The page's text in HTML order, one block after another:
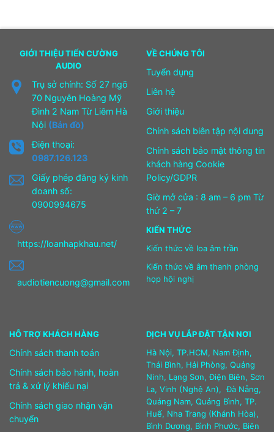
GIỚI THIỆU TIẾN CƯỜNG
AUDIO
Trụ sở chính: Số 27 ngõ
70 Nguyễn Hoàng Mỹ
Đình 2 Nam Từ Liêm Hà
Nội (Bản đồ)
Điện thoại:
0987.126.123
Giấy phép đăng ký kinh
doanh số:
0900994675
https://loanhapkhau.net/
audiotiencuong@gmail.com
VỀ CHÚNG TÔI
Tuyển dụng
Liên hệ
Giới thiệu
Chính sách biên tập nội dung
Chính sách bảo mật thông tin
khách hàng Cookie
Policy/GDPR
Giờ mở cửa : 8 am – 6 pm Từ
thứ 2 – 7
KIẾN THỨC
Kiến thức về loa âm trần
Kiến thức về âm thanh phòng
họp hội nghị
HỖ TRỢ KHÁCH HÀNG
Chính sách thanh toán
Chính sách bảo hành, hoàn
trả & xử lý khiếu nại
Chính sách giao nhận vận
chuyển
DỊCH VỤ LẮP ĐẶT TẬN NƠI
Hà Nội, TP.HCM, Nam Định,
Thái Bình, Hải Phòng, Quảng
Ninh, Lạng Sơn, Điện Biên, Sơn
La, Vinh (Nghệ An), Đà Nẵng,
Quảng Nam, Quảng Bình, TP.
Huế, Nha Trang (Khánh Hòa),
Bình Dương, Bình Phước, Biên